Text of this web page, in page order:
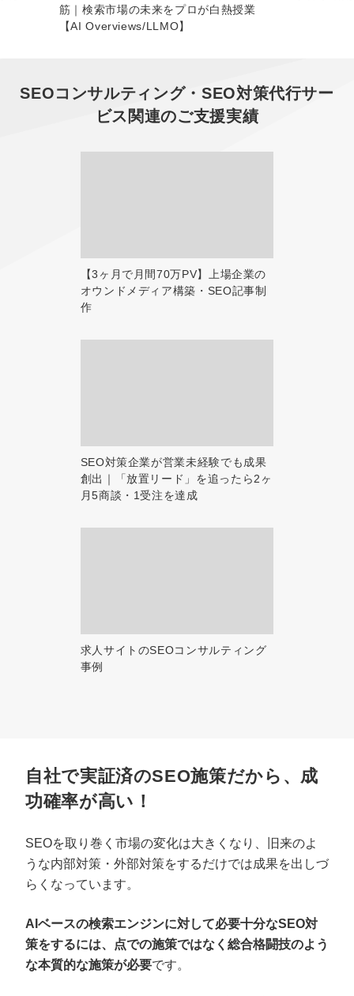
筋｜検索市場の未来をプロが白熱授業
【AI Overviews/LLMO】
SEOコンサルティング・SEO対策代行サー
ビス 関連のご支援実績
【3ヶ月で月間70万PV】上場企業の
オウンドメディア構築・SEO記事制
作
SEO対策企業が営業未経験でも成果
創出｜「放置リード」を追ったら2ヶ
月5商談・1受注を達成
求人サイトのSEOコンサルティング
事例
自社で実証済のSEO施策だから、成
功確率が高い！
SEOを取り巻く市場の変化は大きくなり、旧来のよ
うな内部対策・外部対策をするだけでは成果を出しづ
らくなっています。
AIベースの検索エンジンに対して必要十分なSEO対
策をするには、点での施策ではなく総合格闘技のよう
な本質的な施策が必要です。